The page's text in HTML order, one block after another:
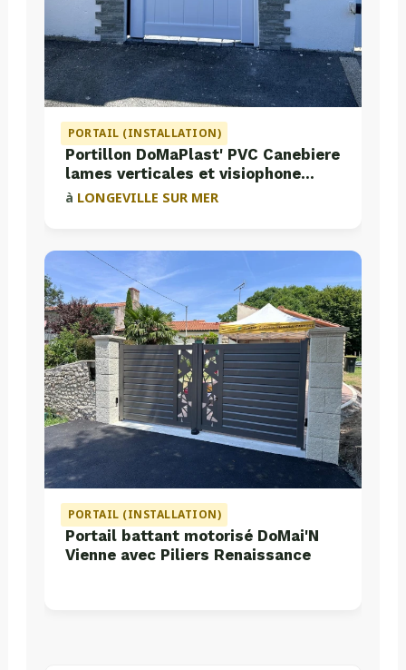
PORTAIL (INSTALLATION)
Portillon DoMaPlast' PVC Canebiere
lames verticales et visiophone
Aiphone
à LONGEVILLE SUR MER
PORTAIL (INSTALLATION)
Portail battant motorisé DoMai'N
Vienne avec Piliers Renaissance